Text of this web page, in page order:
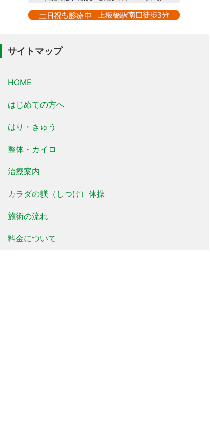
サイトマップ
HOME
はじめての方へ
はり・きゅう
整体・カイロ
治療案内
カラダの躾（しつけ）体操
施術の流れ
料金について